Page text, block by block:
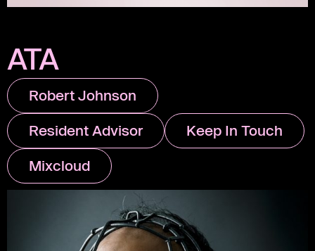
ATA
Robert Johnson
Resident Advisor Keep In Touch
Mixcloud